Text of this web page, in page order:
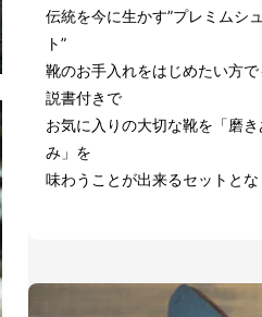
伝統を今に生かす”プレミムシ
ト”
靴のお手入れをはじめたい方
説書付きで
お気に入りの大切な靴を「磨き
み」を
味わうことが出来るセットとな